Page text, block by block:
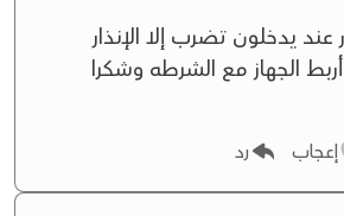
يدخلون تضرب إلا الإنذار
الجهاز مع الشرطه وشكرا
إعجاب رد